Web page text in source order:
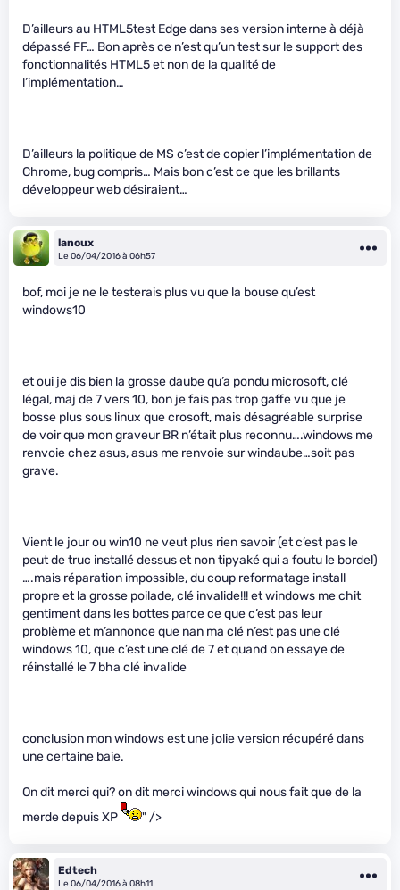
D’ailleurs au HTML5test Edge dans ses version interne à déjà
dépassé FF… Bon après ce n’est qu’un test sur le support des
fonctionnalités HTML5 et non de la qualité de
l’implémentation…
D’ailleurs la politique de MS c’est de copier l’implémentation de
Chrome, bug compris… Mais bon c’est ce que les brillants
développeur web désiraient…
lanoux
Le 06/04/2016 à 06h57
bof, moi je ne le testerais plus vu que la bouse qu’est
windows10
et oui je dis bien la grosse daube qu’a pondu microsoft, clé
légal, maj de 7 vers 10, bon je fais pas trop gaffe vu que je
bosse plus sous linux que crosoft, mais désagréable surprise
de voir que mon graveur BR n’était plus reconnu….windows me
renvoie chez asus, asus me renvoie sur windaube…soit pas
grave.
Vient le jour ou win10 ne veut plus rien savoir (et c’est pas le
peut de truc installé dessus et non tipyaké qui a foutu le bordel)
….mais réparation impossible, du coup reformatage install
propre et la grosse poilade, clé invalide!!! et windows me chit
gentiment dans les bottes parce ce que c’est pas leur
problème et m’annonce que nan ma clé n’est pas une clé
windows 10, que c’est une clé de 7 et quand on essaye de
réinstallé le 7 bha clé invalide
conclusion mon windows est une jolie version récupéré dans
une certaine baie.
On dit merci qui? on dit merci windows qui nous fait que de la
merde depuis XP
" />
Edtech
Le 06/04/2016 à 08h11